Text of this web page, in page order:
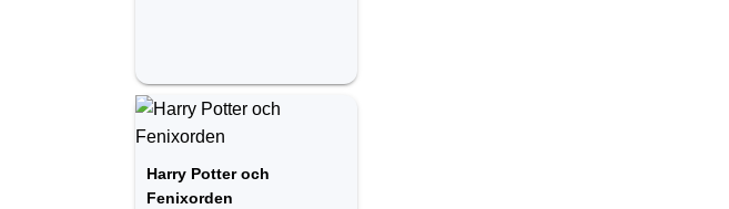
Harry Potter och
Fenixorden